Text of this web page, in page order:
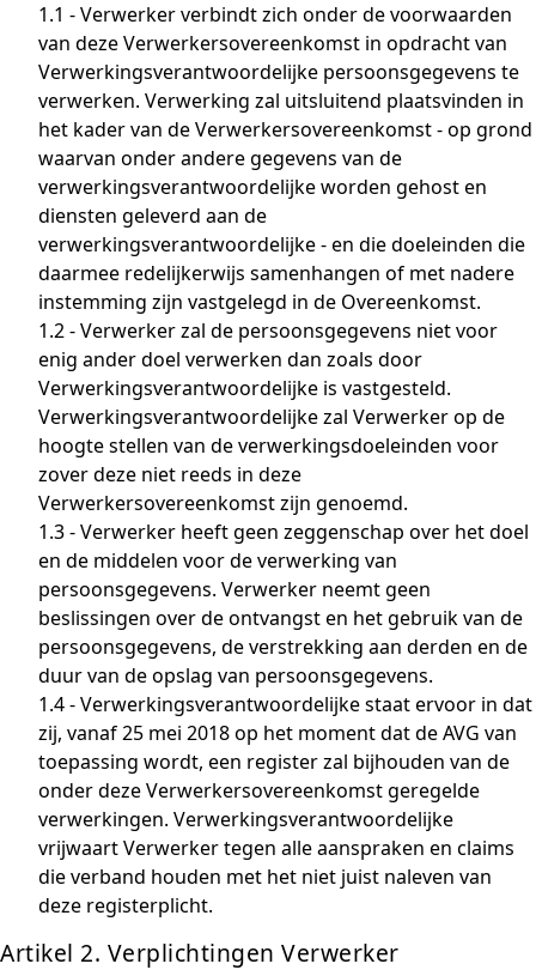
1.1 - Verwerker verbindt zich onder de voorwaarden
van deze Verwerkersovereenkomst in opdracht van
Verwerkingsverantwoordelijke persoonsgegevens te
verwerken. Verwerking zal uitsluitend plaatsvinden in
het kader van de Verwerkersovereenkomst - op grond
waarvan onder andere gegevens van de
verwerkingsverantwoordelijke worden gehost en
diensten geleverd aan de
verwerkingsverantwoordelijke - en die doeleinden die
daarmee redelijkerwijs samenhangen of met nadere
instemming zijn vastgelegd in de Overeenkomst.
1.2 - Verwerker zal de persoonsgegevens niet voor
enig ander doel verwerken dan zoals door
Verwerkingsverantwoordelijke is vastgesteld.
Verwerkingsverantwoordelijke zal Verwerker op de
hoogte stellen van de verwerkingsdoeleinden voor
zover deze niet reeds in deze
Verwerkersovereenkomst zijn genoemd.
1.3 - Verwerker heeft geen zeggenschap over het doel
en de middelen voor de verwerking van
persoonsgegevens. Verwerker neemt geen
beslissingen over de ontvangst en het gebruik van de
persoonsgegevens, de verstrekking aan derden en de
duur van de opslag van persoonsgegevens.
1.4 - Verwerkingsverantwoordelijke staat ervoor in dat
zij, vanaf 25 mei 2018 op het moment dat de AVG van
toepassing wordt, een register zal bijhouden van de
onder deze Verwerkersovereenkomst geregelde
verwerkingen. Verwerkingsverantwoordelijke
vrijwaart Verwerker tegen alle aanspraken en claims
die verband houden met het niet juist naleven van
deze registerplicht.
Artikel 2. Verplichtingen Verwerker